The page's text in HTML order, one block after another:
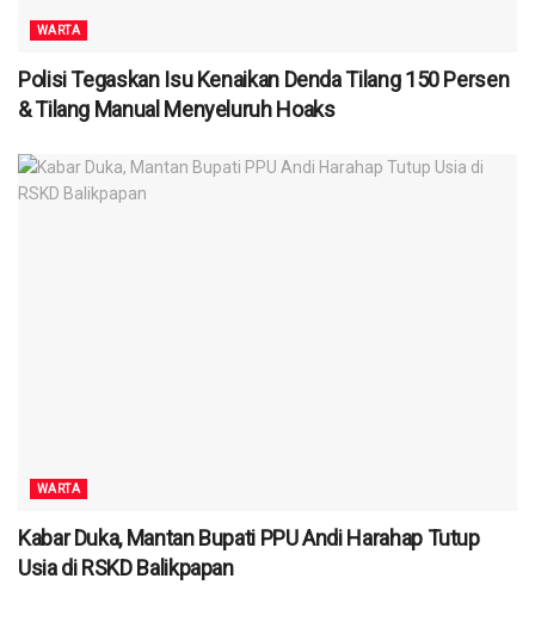
WARTA
Polisi Tegaskan Isu Kenaikan Denda Tilang 150 Persen
& Tilang Manual Menyeluruh Hoaks
WARTA
Kabar Duka, Mantan Bupati PPU Andi Harahap Tutup
Usia di RSKD Balikpapan